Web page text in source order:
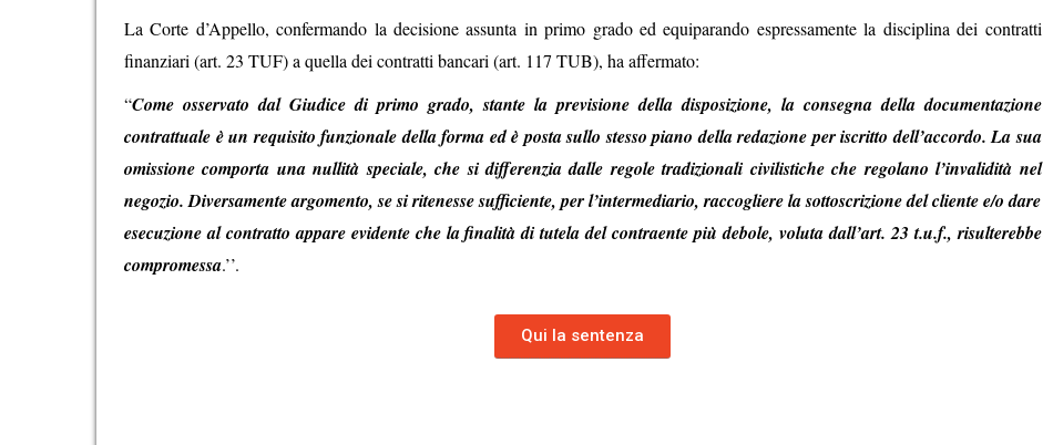
La Corte d’Appello, confermando la decisione assunta in primo grado ed equiparando espressamente la disciplina dei contratti
finanziari (art. 23 TUF) a quella dei contratti bancari (art. 117 TUB), ha affermato:
“Come osservato dal Giudice di primo grado, stante la previsione della disposizione, la consegna della documentazione
contrattuale è un requisito funzionale della forma ed è posta sullo stesso piano della redazione per iscritto dell’accordo. La sua
omissione comporta una nullità speciale, che si differenzia dalle regole tradizionali civilistiche che regolano l’invalidità nel
negozio. Diversamente argomento, se si ritenesse sufficiente, per l’intermediario, raccogliere la sottoscrizione del cliente e/o dare
esecuzione al contratto appare evidente che la finalità di tutela del contraente più debole, voluta dall’art. 23 t.u.f., risulterebbe
compromessa.’’.
Qui la sentenza